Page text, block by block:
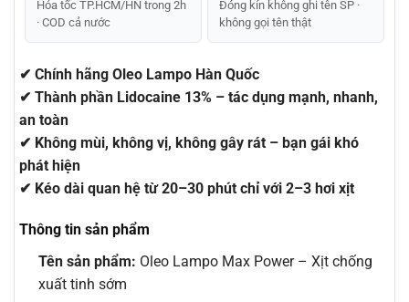
Hỏa tốc TP.HCM/HN trong 2h
· COD cả nước
Đóng kín không ghi tên SP ·
không gọi tên thật
✔ Chính hãng Oleo Lampo Hàn Quốc
✔ Thành phần Lidocaine 13% – tác dụng mạnh, nhanh,
an toàn
✔ Không mùi, không vị, không gây rát – bạn gái khó
phát hiện
✔ Kéo dài quan hệ từ 20–30 phút chỉ với 2–3 hơi xịt
Thông tin sản phẩm
Tên sản phẩm: Oleo Lampo Max Power – Xịt chống
xuất tinh sớm